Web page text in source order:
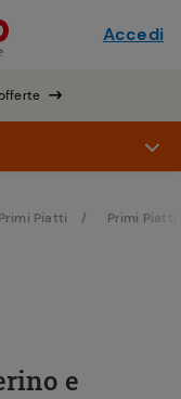
Accedi
Primi Piatti Primi Piatti
e